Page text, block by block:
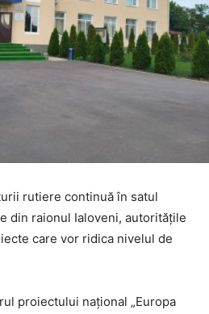
rutiere continuă în satul
din raionul Ialoveni, autoritățile
care vor ridica nivelul de
proiectului național „Europa